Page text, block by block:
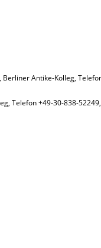
Antike-Kolleg,
Telefon +49-30-838-